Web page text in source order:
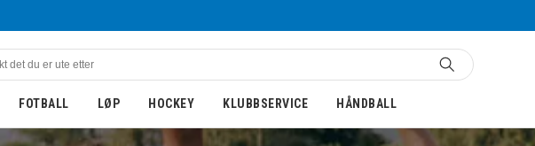
FOTBALL LØP HOCKEY KLUBBSERVICE HÅNDBALL